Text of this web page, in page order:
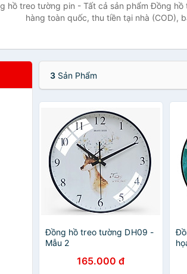
hồ treo tường pin - Tất cả sản phẩm Đồng
hàng toàn quốc, thu tiền tại nhà (COD),
3Sản Phẩm
Đồng hồ treo tường DH09 -
Mẫu 2
165.000 đ